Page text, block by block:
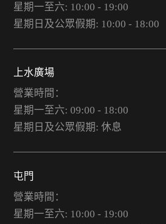
星期一至六: 10:00 - 19:00
星期日及公眾假期: 10:00 - 18:00
上水廣場
營業時間：
星期一至六: 09:00 - 18:00
星期日及公眾假期: 休息
屯門
營業時間：
星期一至六: 10:00 - 19:00